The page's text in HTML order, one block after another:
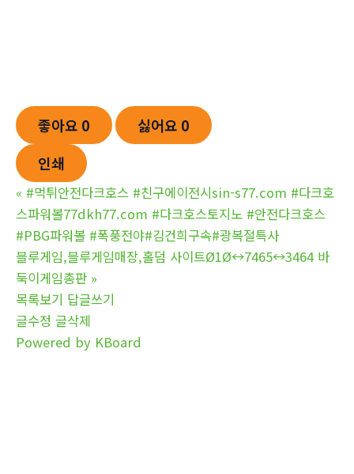
좋아요 0 싫어요 0
인쇄
« #먹튀안전다크호스 #친구에이전시sin-s77.com #다크호
스파워볼77dkh77.com #다크호스토지노 #안전다크호스
#PBG파워볼 #폭풍전야#김건희구속#광복절특사
블루게임,블루게임매장,홀덤 사이트Ø1Ø↔7465↔3464 바
둑이게임총판 »
목록보기 답글쓰기
글수정 글삭제
Powered by KBoard